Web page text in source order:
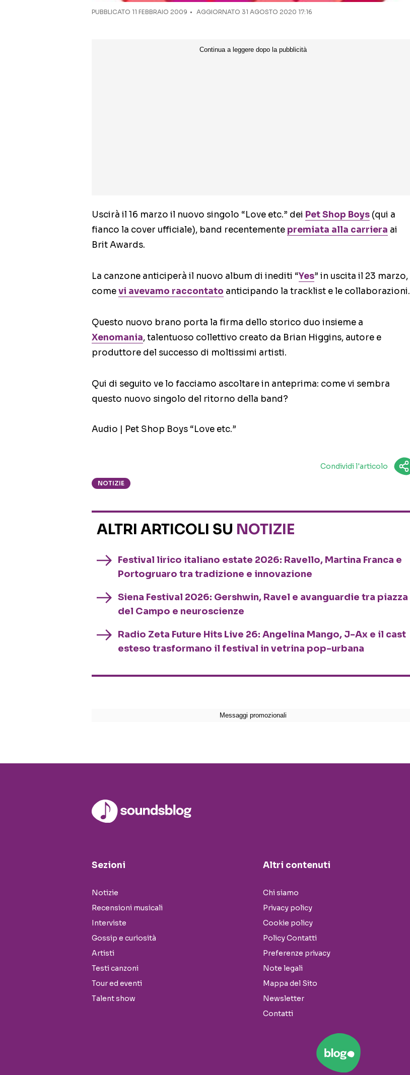
PUBBLICATO 11 FEBBRAIO 2009 AGGIORNATO 31 AGOSTO 2020 17:16
Uscirà il 16 marzo il nuovo singolo “Love etc.” dei Pet Shop Boys (qui a
fianco la cover ufficiale), band recentemente premiata alla carriera ai
Brit Awards.
La canzone anticiperà il nuovo album di inediti “Yes” in uscita il 23 marzo,
comevi avevamo raccontato anticipando la tracklist e le collaborazioni.
Questo nuovo brano porta la firma dello storico duo insieme a
Xenomania, talentuoso collettivo creato da Brian Higgins, autore e
produttore del successo di moltissimi artisti.
Qui di seguito ve lo facciamo ascoltare in anteprima: come vi sembra
questo nuovo singolo del ritorno della band?
Audio | Pet Shop Boys “Love etc.”
Condividi l'articolo
NOTIZIE
ALTRI ARTICOLI SU NOTIZIE
Festival lirico italiano estate 2026: Ravello, Martina Franca e
Portogruaro tra tradizione e innovazione
Siena Festival 2026: Gershwin, Ravel e avanguardie tra piazza
del Campo e neuroscienze
Radio Zeta Future Hits Live 26: Angelina Mango, J-Ax e il cast
esteso trasformano il festival in vetrina pop-urbana
Sezioni
Notizie
Recensioni musicali
Interviste
Gossip e curiosità
Artisti
Testi canzoni
Tour ed eventi
Talent show
Altri contenuti
Chi siamo
Privacy policy
Cookie policy
Policy Contatti
Preferenze privacy
Note legali
Mappa del Sito
Newsletter
Contatti